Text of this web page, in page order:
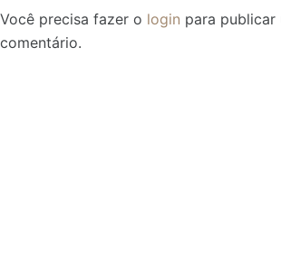
Você precisa fazer o login para publicar
comentário.